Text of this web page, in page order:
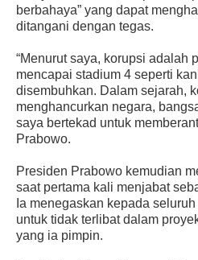
berbahaya” yang dapat
ditangani dengan tegas.
“Menurut saya, korupsi adalah
mencapai stadium 4 seperti
disembuhkan. Dalam sejarah,
menghancurkan negara,
saya bertekad untuk
Prabowo.
Presiden Prabowo kemudian
saat pertama kali menjabat
Ia menegaskan kepada
untuk tidak terlibat dalam
yang ia pimpin.